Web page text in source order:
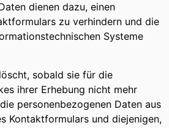
dienen dazu, einen
zu verhindern und die
Systeme
sobald sie für die
ihrer Erhebung nicht mehr
personenbezogenen Daten aus
Kontaktformulars und diejenigen,